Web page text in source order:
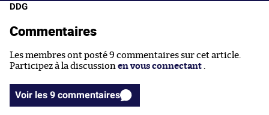
DDG
Commentaires
Les membres ont posté 9 commentaires sur cet article.
Participez à la discussion en vous connectant
Voir les 9 commentaires